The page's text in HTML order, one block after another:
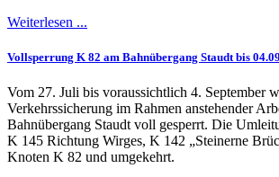
Weiterlesen ...
Vollsperrung K 82 am Bahnübergang Staudt bis
Vom 27. Juli bis voraussichtlich 4. September
Verkehrssicherung im Rahmen anstehender
Bahnübergang Staudt voll gesperrt. Die
K 145 Richtung Wirges, K 142 „Steinerne
Knoten K 82 und umgekehrt.